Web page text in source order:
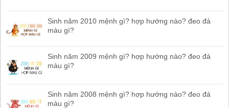
Sinh năm 2010 mệnh gì? hợp hướng nào? đeo đá
màu gì?
Sinh năm 2009 mệnh gì? hợp hướng nào? đeo đá
màu gì?
Sinh năm 2008 mệnh gì? hợp hướng nào? đeo đá
màu gì?